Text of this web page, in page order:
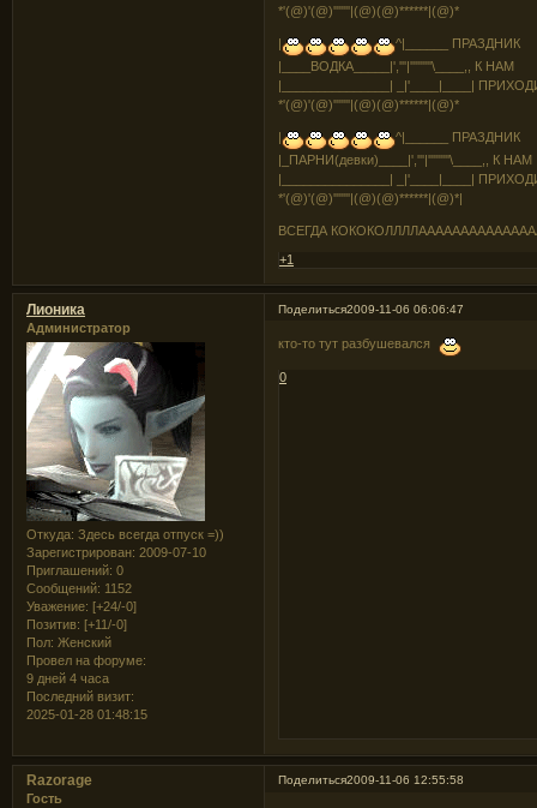
*'(@)'(@)'''''''|(@)(@)******|(@)*
|
^|______ ПРАЗДНИК
|____ВОДКА_____|','''|'''''''''\____,, К НАМ
|_______________| _|'____|____|
*'(@)'(@)'''''''|(@)(@)******|(@)*
|
^|______ ПРАЗДНИК
|_ПАРНИ(девки)____|','''|'''''''''\____,, К НАМ
|_______________| _|'____|____|
*'(@)'(@)'''''''|(@)(@)******|(@)*|
ВСЕГДА
+1
Поделиться2009-11-06 06:06:47
Лионика
Администратор
Откуда: Здесь всегда отпуск =))
Зарегистрирован: 2009-07-10
Приглашений: 0
Сообщений: 1152
Уважение: [+24/-0]
Позитив: [+11/-0]
Пол: Женский
Провел на форуме:
9 дней 4 часа
Последний визит:
2025-01-28 01:48:15
кто-то тут разбушевался
0
Поделиться2009-11-06 12:55:58
Razorage
Гость